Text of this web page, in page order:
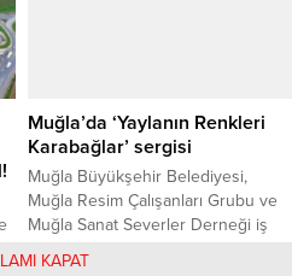
bırakan Kültürpark Göl Gazinosu’nu
yeniden İzmirlilerle...
Muğla’da ‘Yaylanın Renkleri
Karabağlar’ sergisi
Muğla Büyükşehir Belediyesi,
Muğla Resim Çalışanları Grubu ve
Muğla Sanat Severler Derneği iş
14 Ekim 2025 13:59
KAPAT